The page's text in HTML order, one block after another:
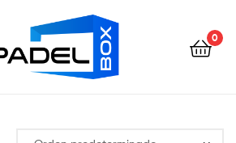
0
Ecuador